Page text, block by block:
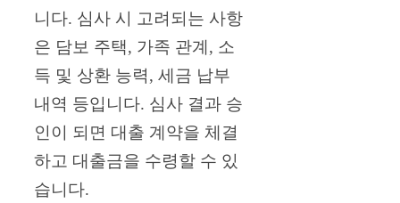
니다. 심사 시 고려되는 사항
은 담보 주택, 가족 관계, 소
득 및 상환 능력, 세금 납부
내역 등입니다. 심사 결과 승
인이 되면 대출 계약을 체결
하고 대출금을 수령할 수 있
습니다.